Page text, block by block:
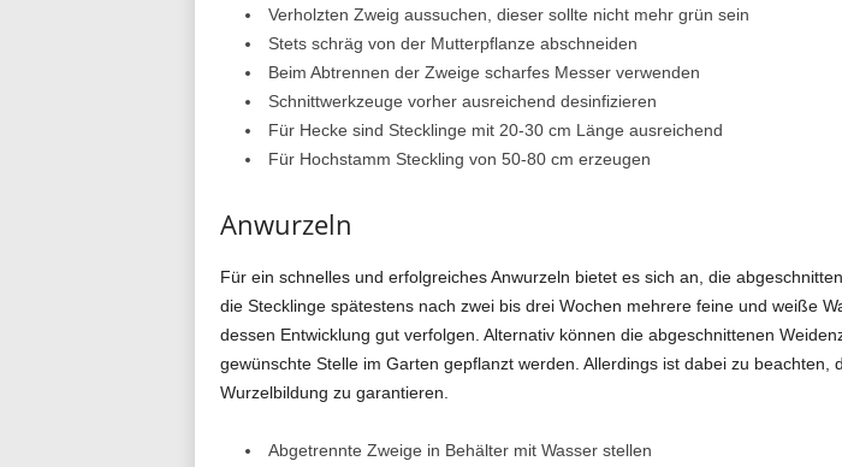
d
Verholzten Zweig aussuchen, dieser sollte nicht mehr grün sein
Stets schräg von der Mutterpflanze abschneiden
Beim Abtrennen der Zweige scharfes Messer verwenden
Schnittwerkzeuge vorher ausreichend desinfizieren
Für Hecke sind Stecklinge mit 20-30 cm Länge ausreichend
Für Hochstamm Steckling von 50-80 cm erzeugen
Anwurzeln
Für ein schnelles und erfolgreiches Anwurzeln bietet es sich an, die
die Stecklinge spätestens nach zwei bis drei Wochen mehrere feine und weiße
dessen Entwicklung gut verfolgen. Alternativ können die abgeschnittenen
gewünschte Stelle im Garten gepflanzt werden. Allerdings ist dabei zu
Wurzelbildung zu garantieren.
Abgetrennte Zweige in Behälter mit Wasser stellen